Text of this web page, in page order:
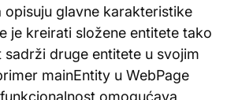
glavne karakteristike
je kreirati složene entitete tako
sadrži druge entitete u svojim
mainEntity u WebPage